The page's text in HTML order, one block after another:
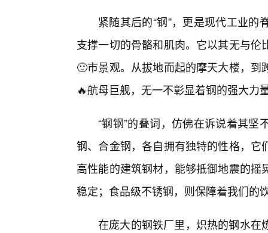
紧随其后的“钢”，更是现代工业
支撑一切的骨骼和肌肉。它以其无与
🙂市景观。从拔地而起的摩天大楼，
🔥航母巨舰，无一不彰显着钢的强大力
“钢钢”的叠词，仿佛在诉说着其
钢、合金钢，各自拥有独特的性格，
高性能的建筑钢材，能够抵御地震的
稳定；食品级不锈钢，则保障着我们的
在庞大的钢铁厂里，炽热的钢水在